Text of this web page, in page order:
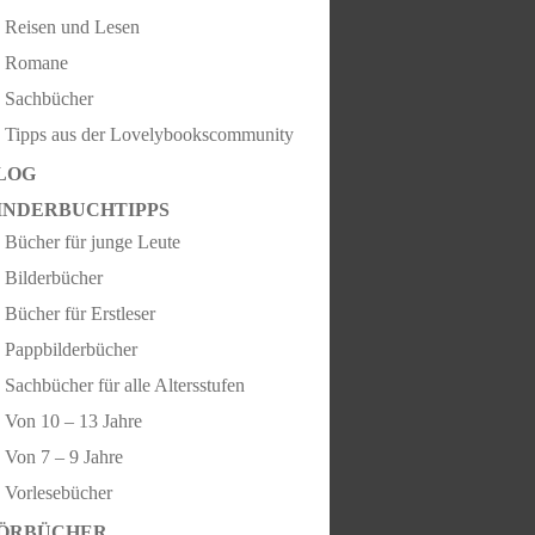
Reisen und Lesen
Romane
Sachbücher
Tipps aus der Lovelybookscommunity
Bücher für junge Leute
Bilderbücher
Bücher für Erstleser
Pappbilderbücher
Sachbücher für alle Altersstufen
Von 10 – 13 Jahre
Von 7 – 9 Jahre
Vorlesebücher